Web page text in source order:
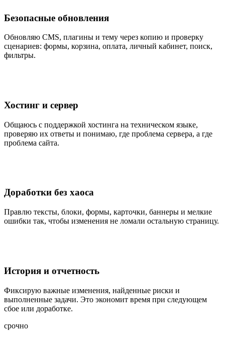
Безопасные обновления
Обновляю CMS, плагины и тему через копию и проверку
сценариев: формы, корзина, оплата, личный кабинет, поиск,
фильтры.
Хостинг и сервер
Общаюсь с поддержкой хостинга на техническом языке,
проверяю их ответы и понимаю, где проблема сервера, а где
проблема сайта.
Доработки без хаоса
Правлю тексты, блоки, формы, карточки, баннеры и мелкие
ошибки так, чтобы изменения не ломали остальную страницу.
История и отчетность
Фиксирую важные изменения, найденные риски и
выполненные задачи. Это экономит время при следующем
сбое или доработке.
срочно